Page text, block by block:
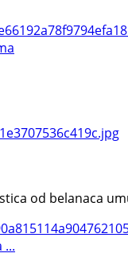
od belanaca
...